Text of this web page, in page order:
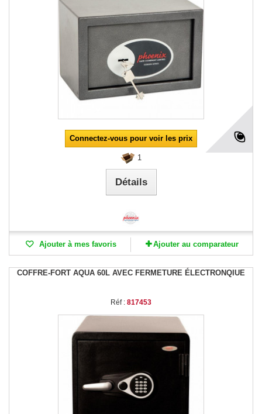
Connectez-vous pour voir les prix
1
Détails
Ajouter à mes favoris Ajouter au comparateur
COFFRE-FORT AQUA 60L AVEC FERMETURE ÉLECTRONQIUE
Réf : 817453